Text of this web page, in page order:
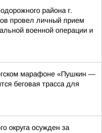
района г.
провел личный прием
военной операции и
марафоне «Пушкин —
беговая трасса для
округа осужден за